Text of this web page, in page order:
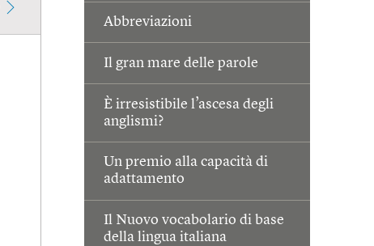
Abbreviazioni
Il gran mare delle parole
È irresistibile l’ascesa degli
anglismi?
Un premio alla capacità di
adattamento
Il Nuovo vocabolario di base
della lingua italiana